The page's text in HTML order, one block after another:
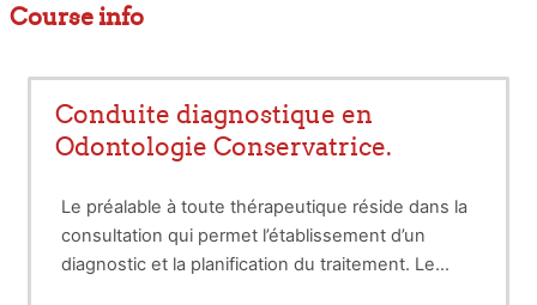
Course info
Conduite diagnostique en
Odontologie Conservatrice.
Le préalable à toute thérapeutique réside dans la
consultation qui permet l’établissement d’un
diagnostic et la planification du traitement. Le